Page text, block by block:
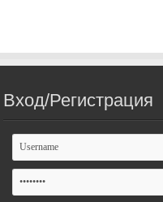
Вход/Регистрация